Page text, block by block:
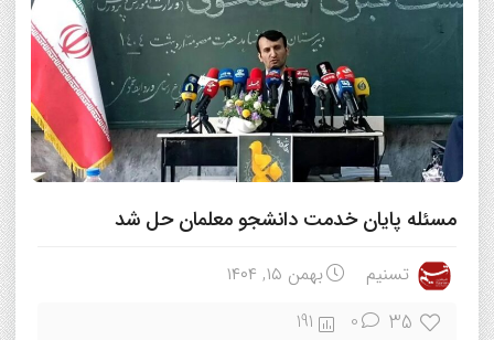
مسئله پایان خدمت دانشجو معلمان حل شد
تسنیم بهمن ۱۵, ۱۴۰۴
35
0
191